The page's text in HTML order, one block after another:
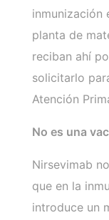
inmunización
planta de
reciban ahí
solicitarlo
Atención
No es una
Nirsevimab
que en la
introduce un